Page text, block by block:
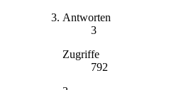
Antworten
3
Zugriffe
792